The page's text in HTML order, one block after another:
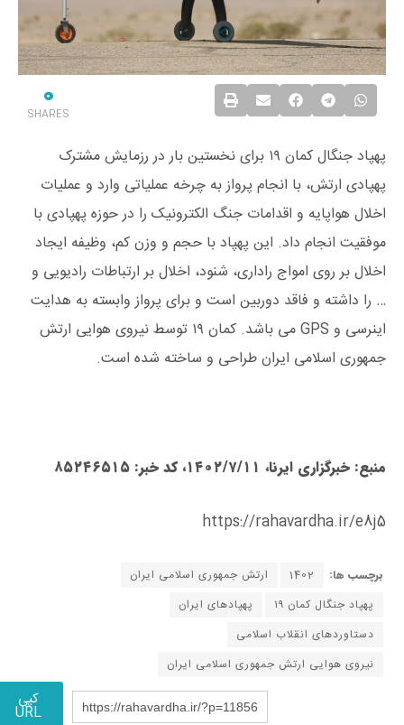
0
SHARES
پهپاد جنگال کمان ۱۹ برای نخستین بار در رزمایش مشترک
پهپادی ارتش، با انجام پرواز به چرخه عملیاتی وارد و عملیات
اخلال هواپایه و اقدامات جنگ الکترونیک را در حوزه پهپادی با
موفقیت انجام داد. این پهپاد با حجم و وزن کم، وظیفه ایجاد
اخلال بر روی امواج راداری، شنود، اخلال بر ارتباطات رادیویی و
… را داشته و فاقد دوربین است و برای پرواز وابسته به هدایت
اینرسی و GPS می باشد. کمان ۱۹ توسط نیروی هوایی ارتش
جمهوری اسلامی ایران طراحی و ساخته شده است.
منبع: خبرگزاری ایرنا، ۱۴۰۲/۷/۱۱، کد خبر: ۸۵۲۴۶۵۱۵
https://rahavardha.ir/e8j5
برچسب ها: 1402
ارتش جمهوری اسلامی ایران
پهپاد جنگال کمان ۱۹
پهپادهای ایران
دستاوردهای انقلاب اسلامی
نیروی هوایی ارتش جمهوری اسلامی ایران
https://rahavardha.ir/?p=11856 کپی
URL